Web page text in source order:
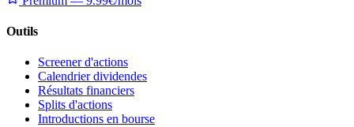
Outils
Screener d'actions
Calendrier dividendes
Résultats financiers
Splits d'actions
Introductions en bourse